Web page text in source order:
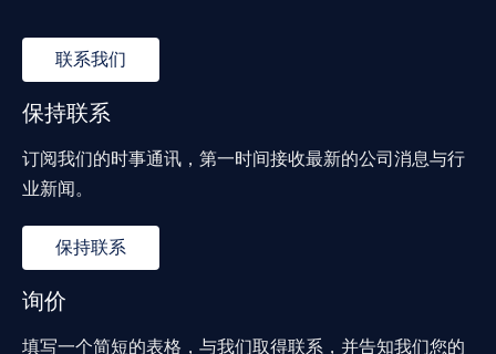
联系我们
保持联系
订阅我们的时事通讯，第一时间接收最新的公司消息与行
业新闻。
保持联系
询价
填写一个简短的表格，与我们取得联系，并告知我们您的